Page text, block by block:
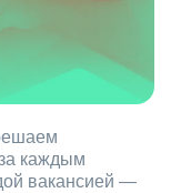
каждым
вакансией —